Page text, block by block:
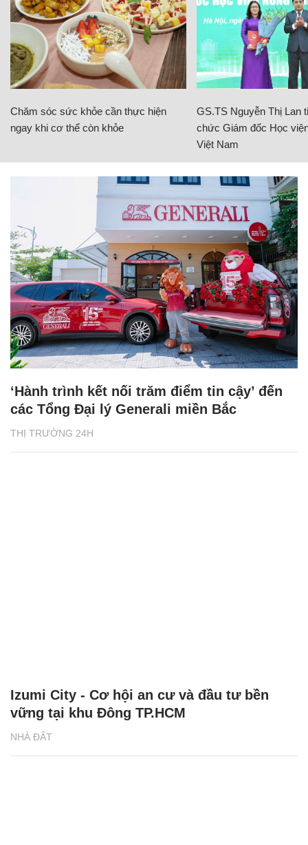
Chăm sóc sức khỏe cần thực hiện
ngay khi cơ thể còn khỏe
GS.TS Nguyễn Thị Lan
chức Giám đốc Học
Việt Nam
THỊ TRƯỜNG 24H
‘Hành trình kết nối trăm điểm tin cậy’ đến
các Tổng Đại lý Generali miền Bắc
NHÀ ĐẤT
Izumi City - Cơ hội an cư và đầu tư bền
vững tại khu Đông TP.HCM